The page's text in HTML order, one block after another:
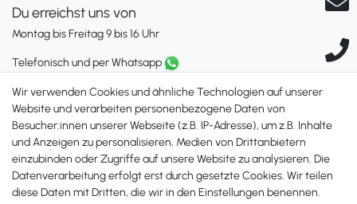
Du erreichst uns von
Montag bis Freitag 9 bis 16 Uhr
Telefonisch und per Whatsapp
+49 561 287 907 84
Zahlungsmöglichkeiten
Wir verwenden Cookies und ähnliche Technologien auf unserer
Website und verarbeiten personenbezogene Daten von
Besucher:innen unserer Webseite (z.B. IP-Adresse), um z.B. Inhalte
und Anzeigen zu personalisieren, Medien von Drittanbietern
einzubinden oder Zugriffe auf unsere Website zu analysieren. Die
Datenverarbeitung erfolgt erst durch gesetzte Cookies. Wir teilen
diese Daten mit Dritten, die wir in den Einstellungen benennen.